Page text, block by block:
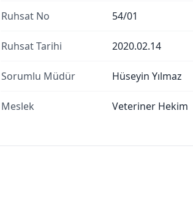
Ruhsat No 54/01
Ruhsat Tarihi 2020.02.14
Sorumlu Müdür Hüseyin Yılmaz
Meslek Veteriner Hekim